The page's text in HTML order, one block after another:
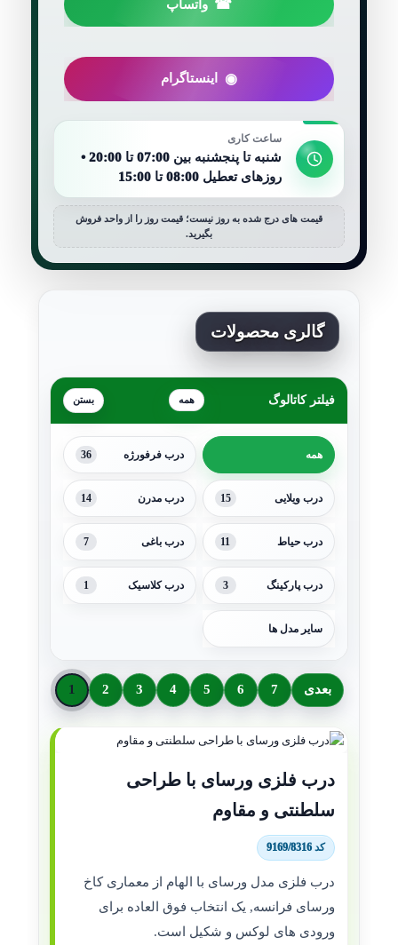
واتساپ
اینستاگرام
ساعت کاری
شنبه تا پنجشنبه بین 07:00 تا 20:00 •
روزهای تعطیل 08:00 تا 15:00
قیمت های درج شده به روز نیست؛ قیمت روز را از واحد فروش
بگیرید.
گالری محصولات
فیلتر کاتالوگ همه
همه درب فرفورژه 36
درب ویلایی 15 درب مدرن 14
درب حیاط 11 درب باغی 7
درب پارکینگ 3 درب کلاسیک 1
سایر مدل ها
1 2 3 4 5 6 7 بعدی
درب فلزی ورسای با طراحی
سلطنتی و مقاوم
کد 9169/8316
درب فلزی مدل ورسای با الهام از معماری کاخ
ورسای فرانسه, یک انتخاب فوق العاده برای
ورودی های لوکس و شکیل است.